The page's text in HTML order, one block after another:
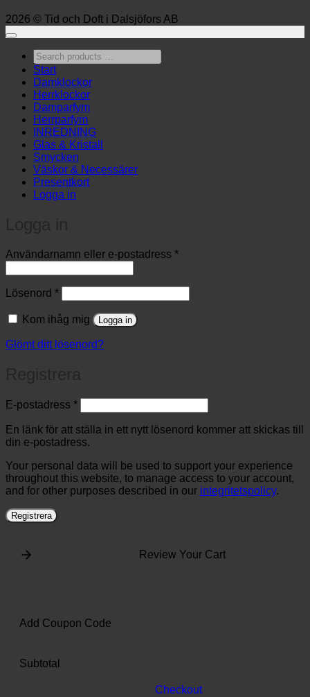
2026 © Tid och Doft i Dalsjöfors AB
Search
products
…
Start
Damklockor
Herrklockor
Damparfym
Herrparfym
INREDNING
Glas & Kristall
Smycken
Väskor & Necessärer
Presentkort
Logga in
Användarnamn eller e-postadress *Obligatoriskt
Lösenord *Obligatoriskt
Kom ihåg mig Logga in
Glömt ditt lösenord?
E-postadress *Obligatoriskt
En länk för att ställa in ett nytt lösenord kommer att skickas till
din e-postadress.
Your personal data will be used to support your experience
throughout this website, to manage access to your account,
and for other purposes described in our integritetspolicy.
Registrera
Review Your Cart
Add Coupon Code
Subtotal
Checkout